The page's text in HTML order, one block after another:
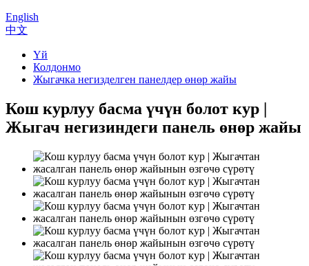
English
中文
Үй
Колдонмо
Жыгачка негизделген панелдер өнөр жайы
Кош курлуу басма үчүн болот кур |
Жыгач негизиндеги панель өнөр жайы